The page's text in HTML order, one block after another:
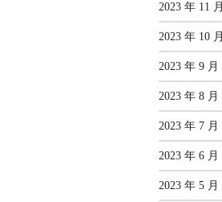
2023 年 11 月
2023 年 10 月
2023 年 9 月
2023 年 8 月
2023 年 7 月
2023 年 6 月
2023 年 5 月